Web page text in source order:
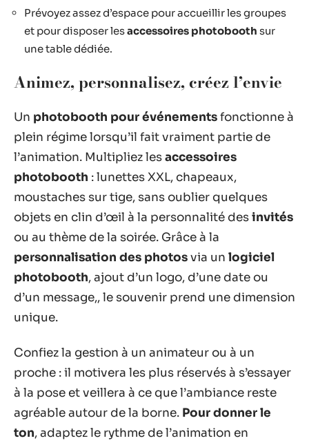
Prévoyez assez d’espace pour accueillir les groupes
et pour disposer lesaccessoires photobooth sur
une table dédiée.
Animez, personnalisez, créez l’envie
Un photobooth pour événementsfonctionne à
plein régime lorsqu’il fait vraiment partie de
l’animation. Multipliez lesaccessoires
photobooth : lunettes XXL, chapeaux,
moustaches sur tige, sans oublier quelques
objets en clin d’œil à la personnalité desinvités
ou au thème de la soirée. Grâce à la
personnalisation des photosvia un logiciel
photobooth, ajout d’un logo, d’une date ou
d’un message,, le souvenir prend une dimension
unique.
Confiez la gestion à un animateur ou à un
proche : il motivera les plus réservés à s’essayer
à la pose et veillera à ce que l’ambiance reste
agréable autour de la borne. Pour donner le
ton, adaptez le rythme de l’animation en